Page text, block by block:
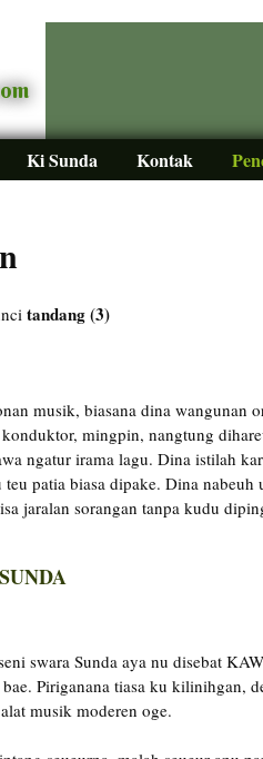
Ki Sunda Kontak
tandang (3)
musik, biasana dina wangunan
mingpin, nangtung
ngatur irama lagu. Dina istilah
patia biasa dipake. Dina nabeuh
jaralan sorangan tanpa kudu
swara Sunda aya nu disebat
Piriganana tiasa ku kilinihgan,
musik moderen oge.